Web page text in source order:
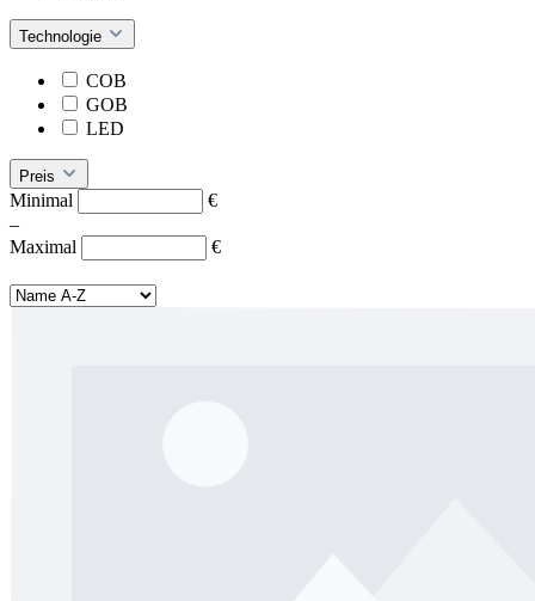
Technologie
COB
GOB
LED
Preis
Minimal
€
–
Maximal
€